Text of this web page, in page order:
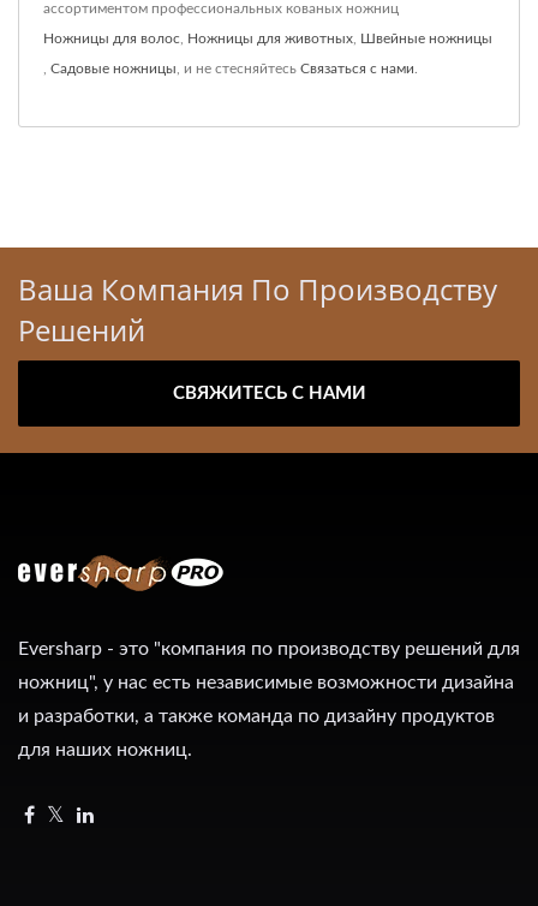
ассортиментом профессиональных кованых ножниц
Ножницы для волос Ножницы для животных Швейные ножницы
Садовые ножницы , и не стесняйтесь Связаться с нами
Ваша Компания По Производству
Решений
СВЯЖИТЕСЬ С НАМИ
Eversharp - это "компания по производству решений для
ножниц", у нас есть независимые возможности дизайна
и разработки, а также команда по дизайну продуктов
для наших ножниц.